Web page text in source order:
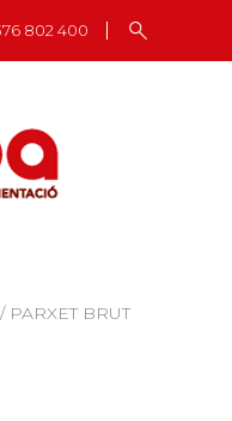
802 400
/ PARXET BRUT